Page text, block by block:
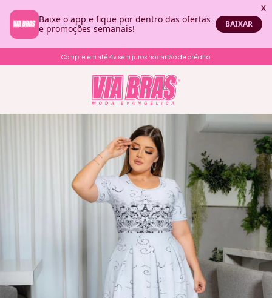
Compre em até 4x sem juros no cartão de crédito.